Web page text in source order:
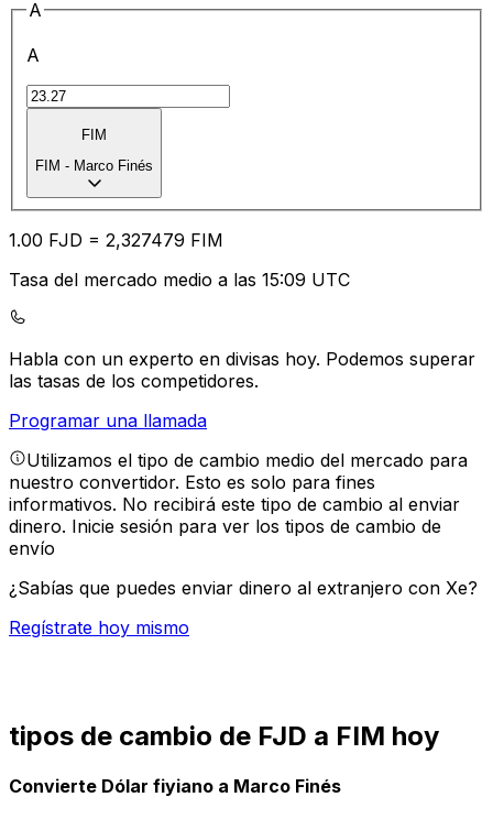
A
A
FIM
FIM - Marco Finés
1.00 FJD = 2,327479 FIM
Tasa del mercado medio a las 15:09 UTC
Habla con un experto en divisas hoy. Podemos superar
las tasas de los competidores.
Programar una llamada
Utilizamos el tipo de cambio medio del mercado para
nuestro convertidor. Esto es solo para fines
informativos. No recibirá este tipo de cambio al enviar
dinero. Inicie sesión para ver los tipos de cambio de
envío
¿Sabías que puedes enviar dinero al extranjero con Xe?
Regístrate hoy mismo
tipos de cambio de FJD a FIM hoy
Convierte Dólar fiyiano a Marco Finés